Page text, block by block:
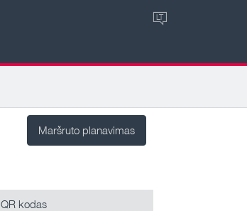
LT
Maršruto planavimas
QR kodas